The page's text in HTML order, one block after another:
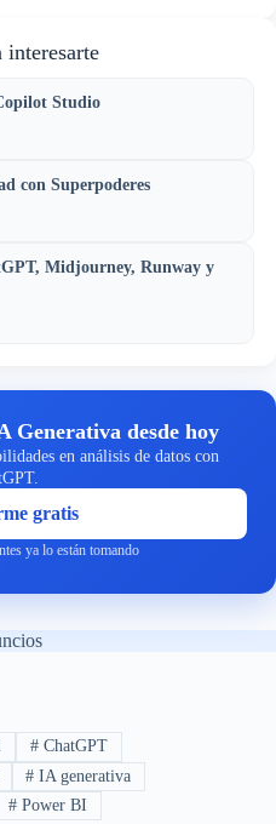
interesarte
Studio
con Superpoderes
Midjourney, Runway y
Generativa desde hoy
en análisis de datos con
gratis
ya lo están tomando
#ChatGPT
# IA generativa
#Power BI